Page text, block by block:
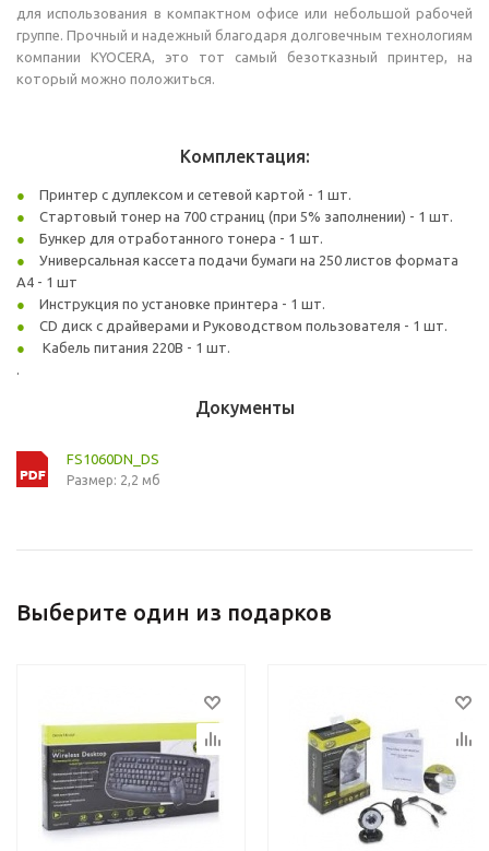
для использования в компактном офисе или небольшой рабочей
группе. Прочный и надежный благодаря долговечным технологиям
компании KYOCERA, это тот самый безотказный принтер, на
который можно положиться.
Комплектация:
Принтер с дуплексом и сетевой картой - 1 шт.
Стартовый тонер на 700 страниц (при 5% заполнении) - 1 шт.
Бункер для отработанного тонера - 1 шт.
Универсальная кассета подачи бумаги на 250 листов формата
A4 - 1 шт
Инструкция по установке принтера - 1 шт.
CD диск с драйверами и Руководством пользователя - 1 шт.
Кабель питания 220В - 1 шт.
.
Документы
FS1060DN_DS
Размер: 2,2 мб
Выберите один из подарков